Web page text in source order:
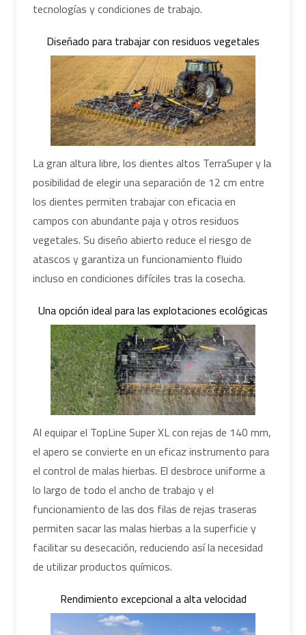
tecnologías y condiciones de trabajo.
Diseñado para trabajar con residuos vegetales
La gran altura libre, los dientes altos TerraSuper y la
posibilidad de elegir una separación de 12 cm entre
los dientes permiten trabajar con eficacia en
campos con abundante paja y otros residuos
vegetales. Su diseño abierto reduce el riesgo de
atascos y garantiza un funcionamiento fluido
incluso en condiciones difíciles tras la cosecha.
Una opción ideal para las explotaciones ecológicas
Al equipar el TopLine Super XL con rejas de 140 mm,
el apero se convierte en un eficaz instrumento para
el control de malas hierbas. El desbroce uniforme a
lo largo de todo el ancho de trabajo y el
funcionamiento de las dos filas de rejas traseras
permiten sacar las malas hierbas a la superficie y
facilitar su desecación, reduciendo así la necesidad
de utilizar productos químicos.
Rendimiento excepcional a alta velocidad